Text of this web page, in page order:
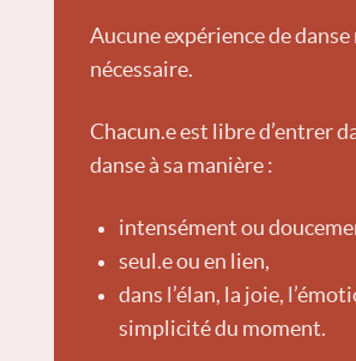
Aucune expérience de danse
nécessaire.
Chacun.e est libre d’entrer
danse à sa manière :
intensément ou
seul.e ou en lien,
dans l’élan, la joie,
simplicité du moment.